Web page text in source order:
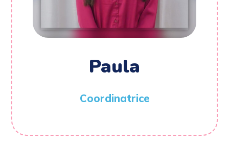
Paula
Coordinatrice